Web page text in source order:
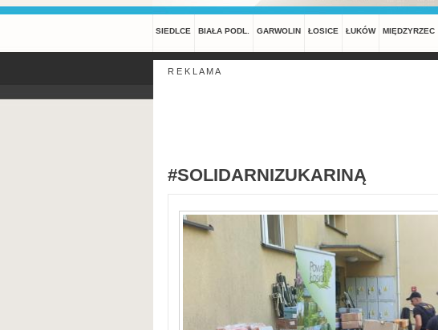
SIEDLCE BIAŁA PODL. GARWOLIN ŁOSICE ŁUKÓW MIĘDZYRZEC
R E K L A M A
#SOLIDARNIZUKARINĄ